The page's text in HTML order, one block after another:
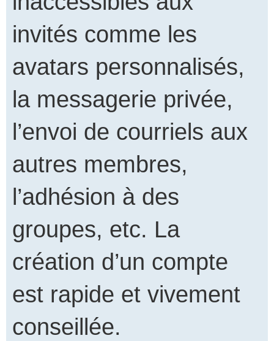
invités comme les
avatars personnalisés,
la messagerie privée,
l’envoi de courriels aux
autres membres,
l’adhésion à des
groupes, etc. La
création d’un compte
est rapide et vivement
conseillée.